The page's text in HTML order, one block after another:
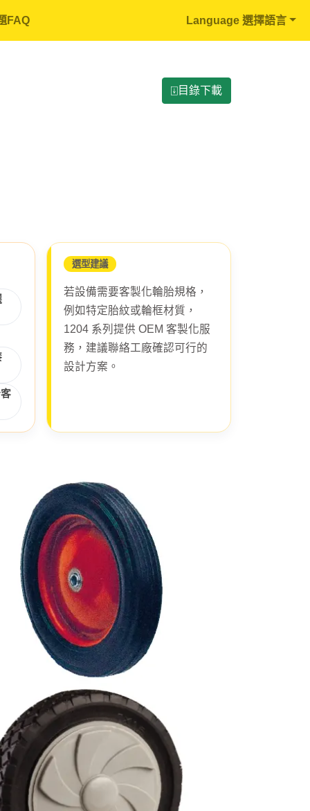
FAQ Language 選擇語言
⍗目錄下載
選型建議
若設備需要客製化輪胎規格，
例如特定胎紋或輪框材質，
1204 系列提供 OEM 客製化服
務，建議聯絡工廠確認可行的
設計方案。